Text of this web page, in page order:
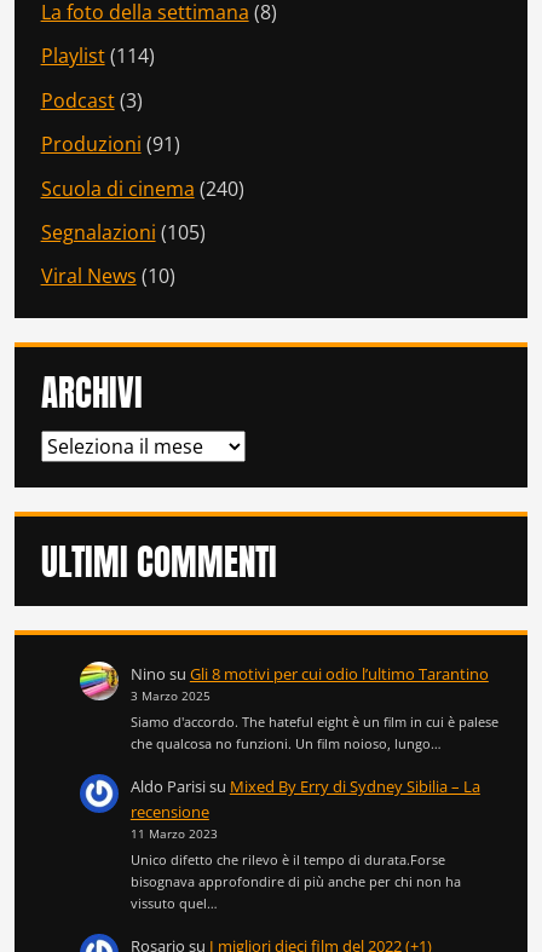
La foto della settimana (8)
Playlist(114)
Podcast(3)
Produzioni (91)
Scuola di cinema (240)
Segnalazioni (105)
Viral News (10)
ARCHIVI
ARCHIVI
ULTIMI COMMENTI
Nino su Gli 8 motivi per cui odio l’ultimo Tarantino
3 Marzo 2025
Siamo d'accordo. The hateful eight è un film in cui è palese
che qualcosa no funzioni. Un film noioso, lungo…
Aldo Parisisu Mixed By Erry di Sydney Sibilia – La
recensione
11 Marzo 2023
Unico difetto che rilevo è il tempo di durata.Forse
bisognava approfondire di più anche per chi non ha
vissuto quel…
Rosario su I migliori dieci film del 2022 (+1)